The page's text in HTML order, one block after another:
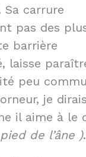
carrure
pas des
barrière
laisse
peu
je dirais
il aime à le
de l’âne ).